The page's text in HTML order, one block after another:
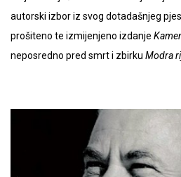
autorski izbor iz svog dotadašnjeg
prošiteno te izmijenjeno izdanje
neposredno pred smrt i zbirku Modra